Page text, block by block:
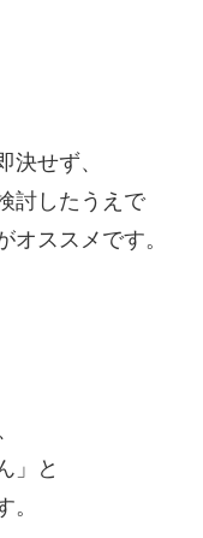
決せず、
討したうえで
オススメです。
」と
。